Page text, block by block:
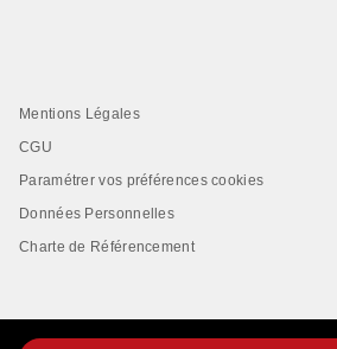
Mentions Légales
CGU
Paramétrer vos préférences cookies
Données Personnelles
Charte de Référencement